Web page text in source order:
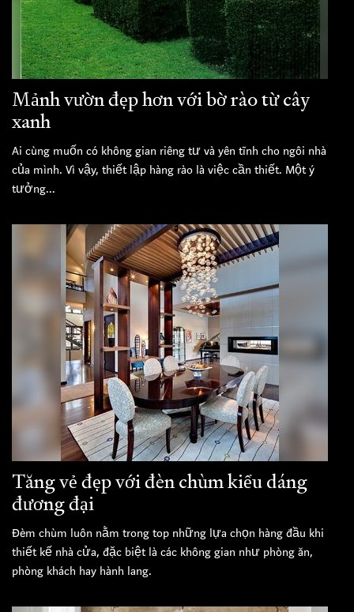
Mảnh vườn đẹp hơn với bờ rào từ cây
xanh
Ai cùng muốn có không gian riêng tư và yên tĩnh cho ngôi nhà
của mình. Vì vậy, thiết lập hàng rào là việc cần thiết. Một ý
tưởng...
Tăng vẻ đẹp với đèn chùm kiểu dáng
đương đại
Đèm chùm luôn nằm trong top những lựa chọn hàng đầu khi
thiết kế nhà cửa, đặc biệt là các không gian như phòng ăn,
phòng khách hay hành lang.